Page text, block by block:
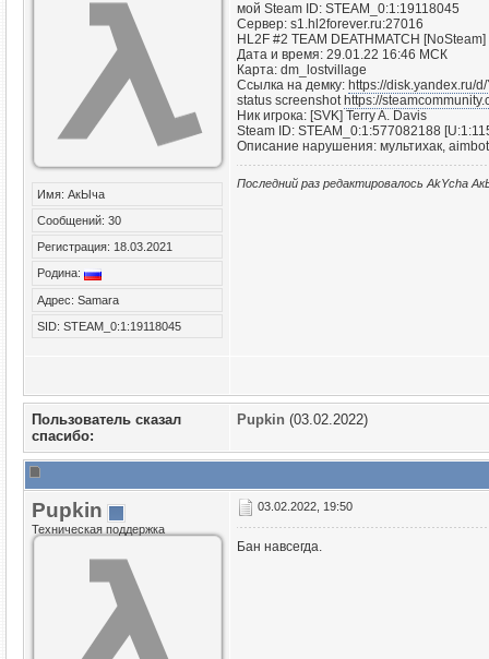
Имя: АкЫча
Сообщений: 30
Регистрация: 18.03.2021
Родина:
Адрес: Samara
SID: STEAM_0:1:19118045
мой Steam ID: STEAM_0:1:19118045
Сервер: s1.hl2forever.ru:27016
HL2F #2 TEAM DEATHMATCH
Дата и время: 29.01.22 16:46 МСК
Карта: dm_lostvillage
Ссылка на демку: https://disk.yandex.ru/
status screenshot https://
Ник игрока: [SVK] Terry A. Davis
Steam ID: STEAM_0:1:577082188
Описание нарушения: мультихак,
Последний раз редактировалось AkYcha
Пользователь сказал
cпасибо:
Puрkin (03.02.2022)
Puрkin
Техническая поддержка
03.02.2022, 19:50
Бан навсегда.